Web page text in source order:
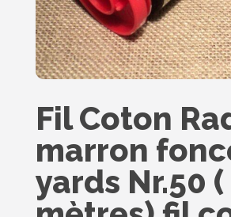
Fil Coton
marron
yards Nr.50 (